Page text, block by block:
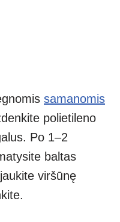
samanomis
polietileno
Po 1–2
baltas
viršūnę